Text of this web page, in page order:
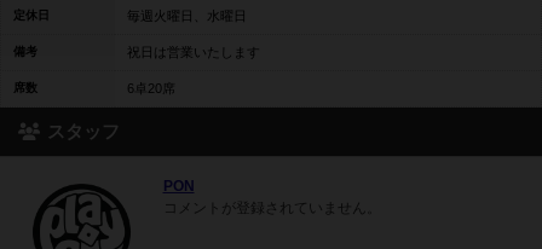
定休日 毎週火曜日、水曜日
備考 祝日は営業いたします
席数 6卓20席
スタッフ
PON
コメントが登録されていません。